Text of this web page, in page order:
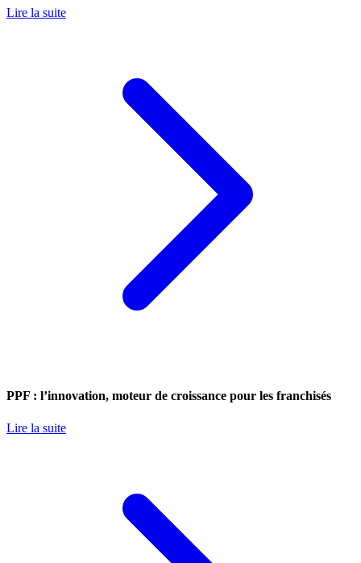
Lire la suite
PPF : l’innovation, moteur de croissance pour les franchisés
Lire la suite